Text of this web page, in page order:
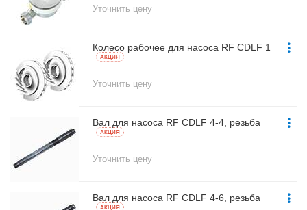
Уточнить цену
Колесо рабочее для насоса RF CDLF 1
AКЦИЯ
Уточнить цену
Вал для насоса RF CDLF 4-4, резьба
AКЦИЯ
Уточнить цену
Вал для насоса RF CDLF 4-6, резьба
AКЦИЯ